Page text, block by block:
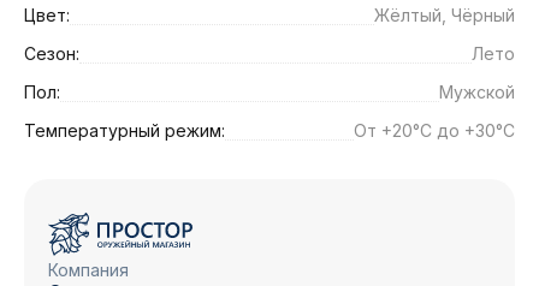
Цвет:
Жёлтый, Чёрный
Сезон:
Лето
Пол:
Мужской
Температурный режим:
От +20°C до +30°C
Компания